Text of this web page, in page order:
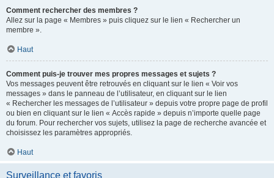
Comment rechercher des membres ?
Allez sur la page « Membres » puis cliquez sur le lien « Rechercher un
membre ».
Haut
Comment puis-je trouver mes propres messages et sujets ?
Vos messages peuvent être retrouvés en cliquant sur le lien « Voir vos
messages » dans le panneau de l’utilisateur, en cliquant sur le lien
« Rechercher les messages de l’utilisateur » depuis votre propre page de profil
ou bien en cliquant sur le lien « Accès rapide » depuis n’importe quelle page
du forum. Pour rechercher vos sujets, utilisez la page de recherche avancée et
choisissez les paramètres appropriés.
Haut
Surveillance et favoris